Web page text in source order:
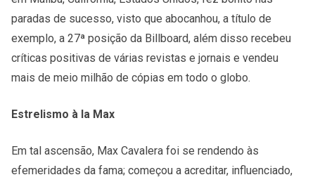
paradas de sucesso, visto que abocanhou, a título de
exemplo, a 27ª posição da Billboard, além disso recebeu
críticas positivas de várias revistas e jornais e vendeu
mais de meio milhão de cópias em todo o globo.
Estrelismo à la Max
Em tal ascensão, Max Cavalera foi se rendendo às
efemeridades da fama; começou a acreditar, influenciado,